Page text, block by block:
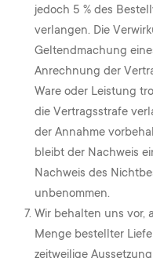
jedoch 5 % des
verlangen. Die
Geltendmachung
Anrechnung der
Ware oder Leistung
die Vertragsstrafe
der Annahme
bleibt der Nachweis
Nachweis des
unbenommen.
Wir behalten uns vor,
Menge bestellter
zeitweilige